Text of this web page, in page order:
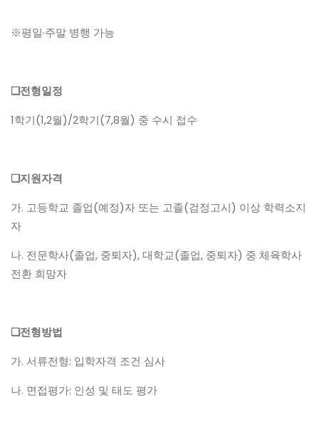
※평일·주말 병행 가능
❑전형일정
1학기(1,2월)/2학기(7,8월) 중 수시 접수
❑지원자격
가. 고등학교 졸업(예정)자 또는 고졸(검정고시) 이상 학력소지
자
나. 전문학사(졸업, 중퇴자), 대학교(졸업, 중퇴자) 중 체육학사
전환 희망자
❑전형방법
가. 서류전형: 입학자격 조건 심사
나. 면접평가: 인성 및 태도 평가